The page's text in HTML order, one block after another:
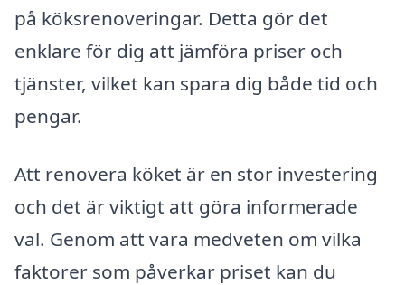
på köksrenoveringar. Detta gör det
enklare för dig att jämföra priser och
tjänster, vilket kan spara dig både tid och
pengar.
Att renovera köket är en stor investering
och det är viktigt att göra informerade
val. Genom att vara medveten om vilka
faktorer som påverkar priset kan du